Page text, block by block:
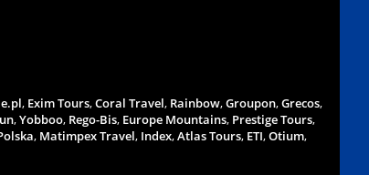
, Exim Tours,Coral Travel, Rainbow,Groupon,Grecos,
,Yobboo, Rego-Bis, Europe Mountains, Prestige Tours,
, Matimpex Travel, Index,Atlas Tours, ETI,Otium,